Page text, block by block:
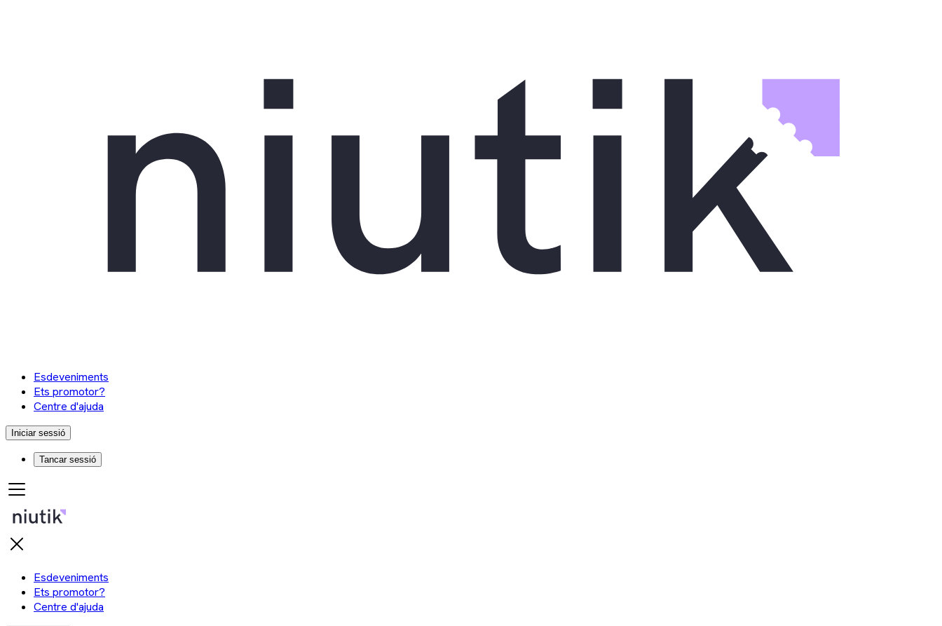
Esdeveniments
Ets promotor?
Centre d'ajuda
Iniciar sessió
Tancar sessió
Esdeveniments
Ets promotor?
Centre d'ajuda